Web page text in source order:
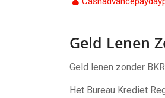
Geld Lenen
Geld lenen zonder
Het Bureau Krediet